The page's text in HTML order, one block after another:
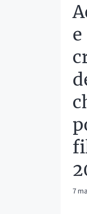
e
7